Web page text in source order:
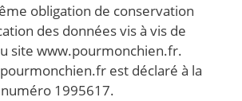
obligation de conservation
des données vis à vis de
site www.pourmonchien.fr.
est déclaré à la
1995617.